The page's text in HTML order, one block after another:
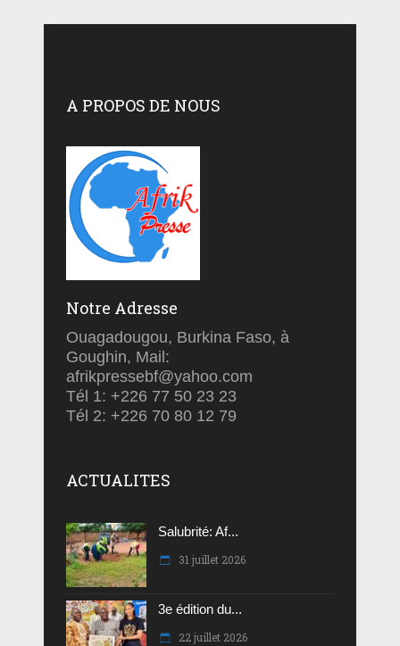
A PROPOS DE NOUS
Notre Adresse
Ouagadougou, Burkina Faso, à
Goughin, Mail:
afrikpressebf@yahoo.com
Tél 1: +226 77 50 23 23
Tél 2: +226 70 80 12 79
ACTUALITES
Salubrité: Af...
31 juillet 2026
3e édition du...
22 juillet 2026